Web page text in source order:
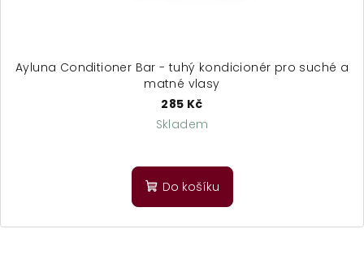
Ayluna Conditioner Bar - tuhý kondicionér pro suché a
matné vlasy
285 Kč
Skladem
Do košíku